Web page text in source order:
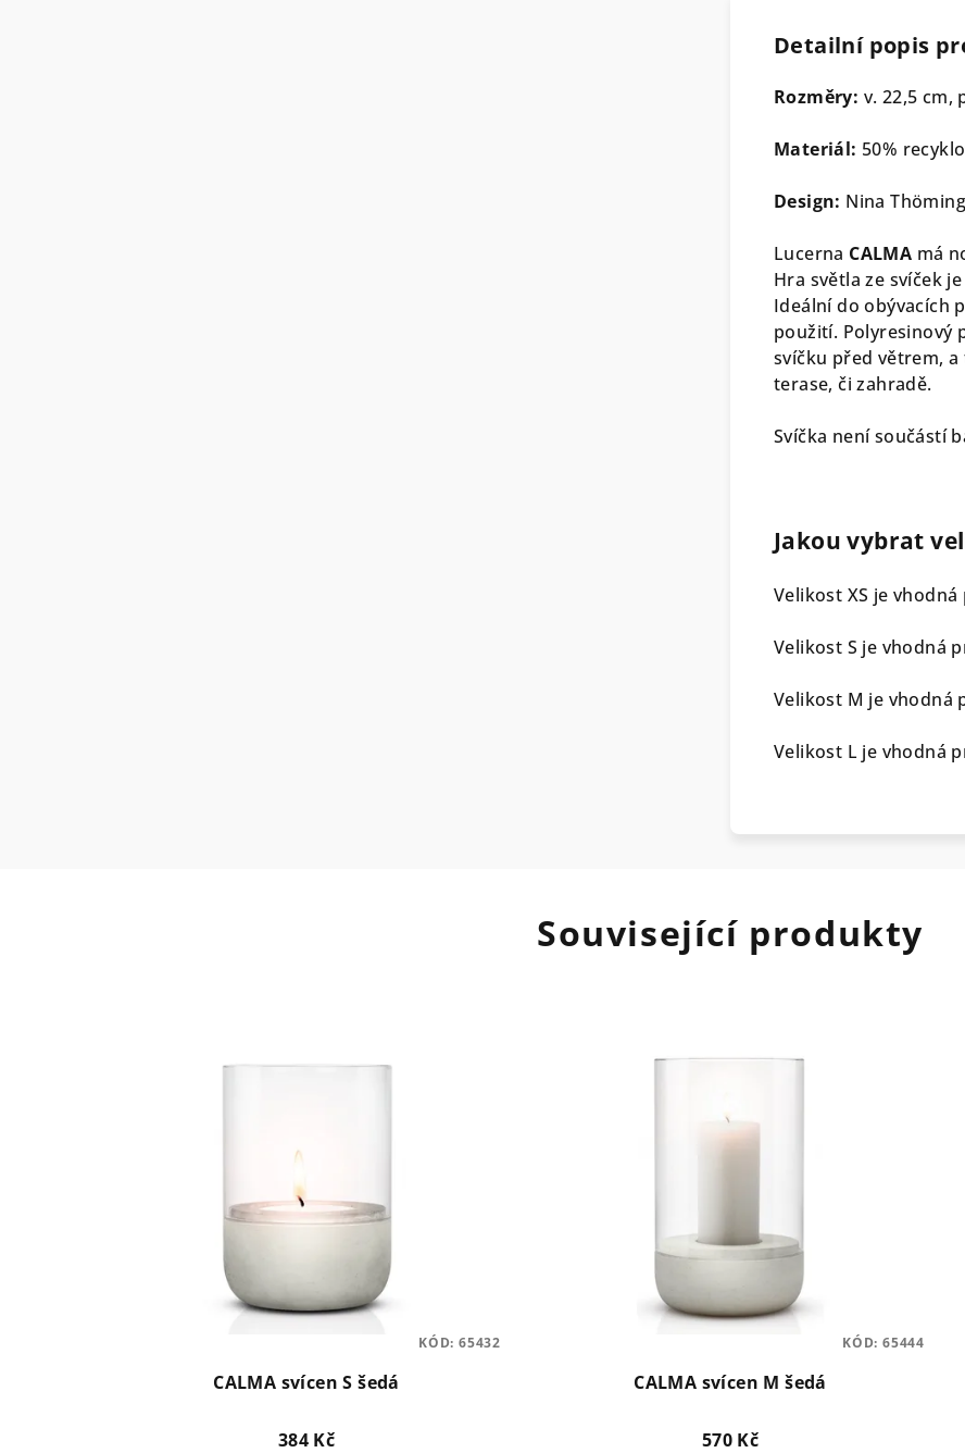
Detailní popis
Rozměry: v. 22,5 cm,
Materiál: 50%
Design: Nina Thöming
Lucerna CALMA má
Hra světla ze svíček
Ideální do obývacích
použití. Polyresinový
svíčku před větrem,
terase, či zahradě.
Svíčka není součástí
Jakou vybrat
Velikost XS je
Velikost S je vhodná
Velikost M je vhodná
Velikost L je vhodná
Související produkty
CALMA svícen S šedá
384 Kč
KÓD: 65432
CALMA svícen M šedá
570 Kč
KÓD: 65444